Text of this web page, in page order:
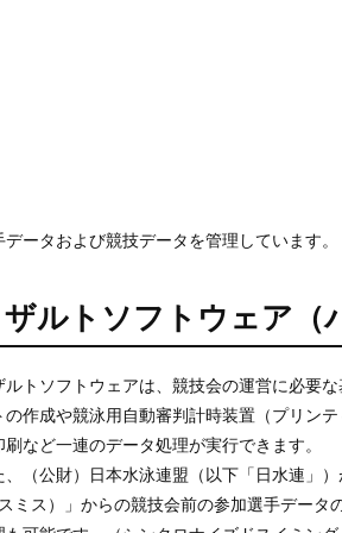
データおよび競技データを管理しています。
ザルトソフトウェア（
ルトソフトウェアは、競技会の運営に必要
の作成や競泳用自動審判計時装置（プリン
刷など一連のデータ処理が実行できます。
、（公財）日本水泳連盟（以下「日水連」
ミス）」からの競技会前の参加選手デー